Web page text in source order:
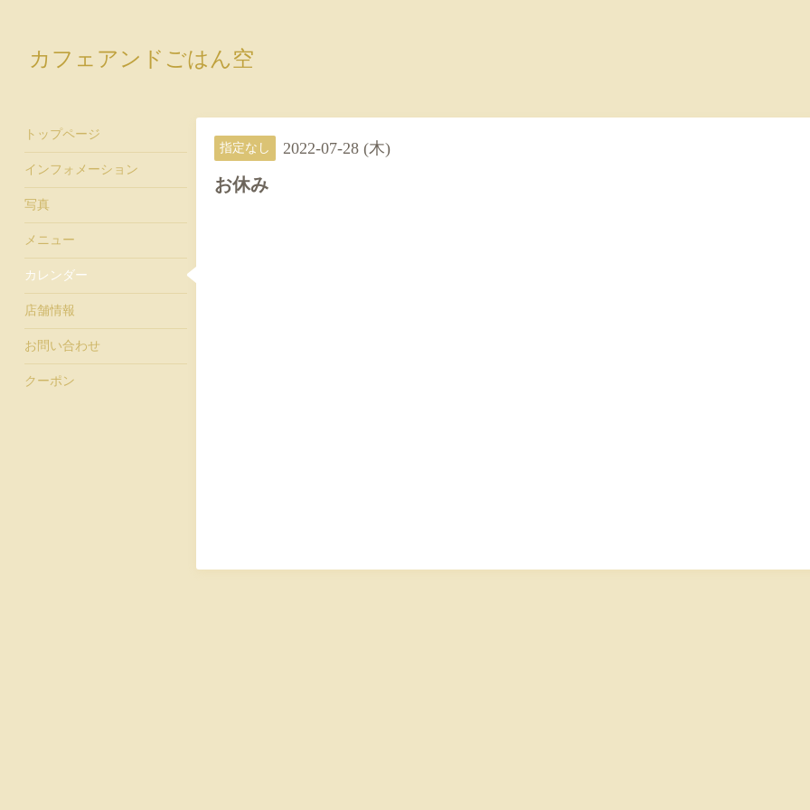
カフェアンドごはん空
指定なし 2022-07-28 (木)
お休み
トップページ
インフォメーション
写真
メニュー
カレンダー
店舗情報
お問い合わせ
クーポン